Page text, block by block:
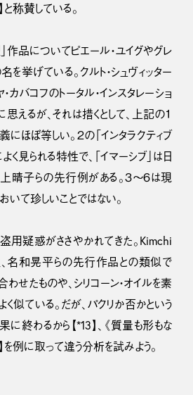
と称賛している。
作品についてピエール・ユイグやグレ
を挙げている。クルト・シュヴィッター
カバコフのトータル・インスタレーショ
えるが、それは措くとして、上記の１
にほぼ等しい。２の「インタラクティブ
く見られる特性で、「イマーシブ」は日
子らの先行例がある。３〜６は現
て珍しいことではない。
用疑惑がささやかれてきた。Kimchi
名和晃平らの先行作品との類似で
せたものや、シリコーン・オイルを素
似ている。だが、パクリか否かという
終わるから【*13】、《質量も形もな
例に取って違う分析を試みよう。